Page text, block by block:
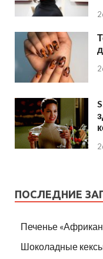
ПОСЛЕДНИЕ
Печенье
Шоколадные